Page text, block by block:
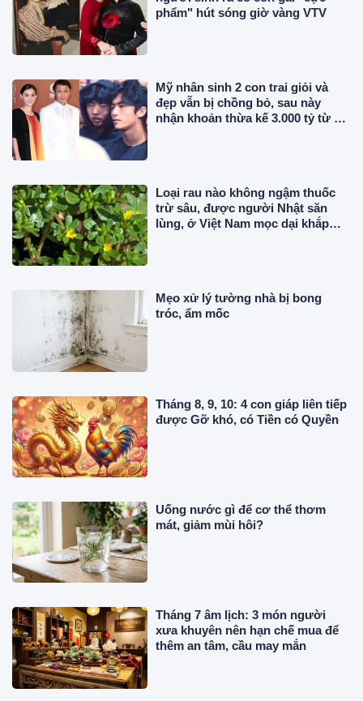
phẩm" hút sóng giờ vàng VTV
Mỹ nhân sinh 2 con trai giỏi và
đẹp vẫn bị chồng bỏ, sau này
nhận khoản thừa kế 3.000 tỷ từ bố
Loại rau nào không ngậm thuốc
trừ sâu, được người Nhật săn
lùng, ở Việt Nam mọc dại khắp
Mẹo xử lý tường nhà bị bong
tróc, ẩm mốc
Tháng 8, 9, 10: 4 con giáp liên tiếp
được Gỡ khó, có Tiền có Quyền
Uống nước gì để cơ thể thơm
mát, giảm mùi hôi?
Tháng 7 âm lịch: 3 món người
xưa khuyên nên hạn chế mua để
thêm an tâm, cầu may mắn